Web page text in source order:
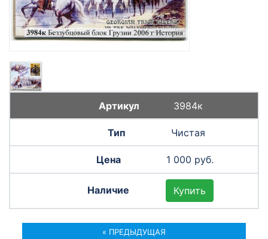
3984к
Чистая
1 000 руб.
Купить
« ПРЕДЫДУЩАЯ